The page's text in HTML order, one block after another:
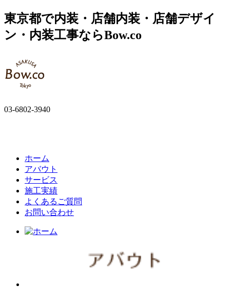
東京都で内装・店舗内装・店舗デザイ
ン・内装工事ならBow.co
03-6802-3940
ホーム
アバウト
サービス
施工実績
よくあるご質問
お問い合わせ